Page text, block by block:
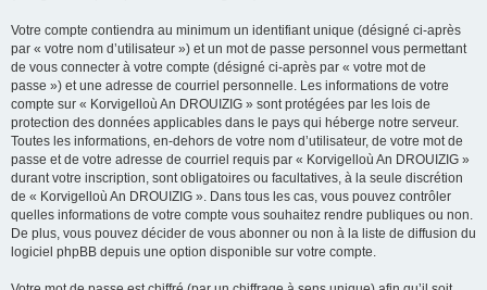
Votre compte contiendra au minimum un identifiant unique (désigné ci-après
par « votre nom d’utilisateur ») et un mot de passe personnel vous permettant
de vous connecter à votre compte (désigné ci-après par « votre mot de
passe ») et une adresse de courriel personnelle. Les informations de votre
compte sur « Korvigelloù An DROUIZIG » sont protégées par les lois de
protection des données applicables dans le pays qui héberge notre serveur.
Toutes les informations, en-dehors de votre nom d’utilisateur, de votre mot de
passe et de votre adresse de courriel requis par « Korvigelloù An DROUIZIG »
durant votre inscription, sont obligatoires ou facultatives, à la seule discrétion
de « Korvigelloù An DROUIZIG ». Dans tous les cas, vous pouvez contrôler
quelles informations de votre compte vous souhaitez rendre publiques ou non.
De plus, vous pouvez décider de vous abonner ou non à la liste de diffusion du
logiciel phpBB depuis une option disponible sur votre compte.